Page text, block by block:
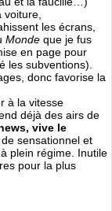
les écrans,
Monde que je fus
en page pour
les subventions).
donc favorise la
à la vitesse
déjà des airs de
vive le
de sensationnel et
plein régime. Inutile
pour la plus